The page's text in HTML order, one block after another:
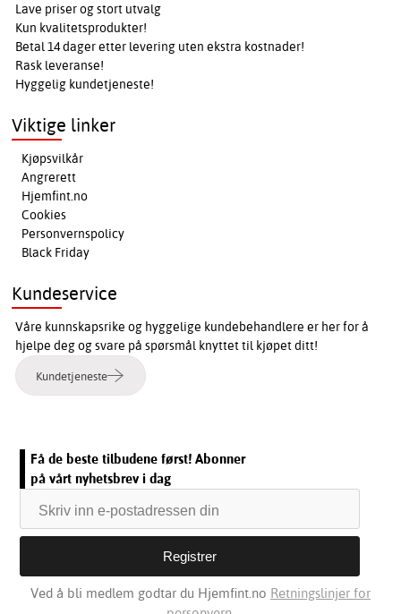
Lave priser og stort utvalg
Kun kvalitetsprodukter!
Betal 14 dager etter levering uten ekstra kostnader!
Rask leveranse!
Hyggelig kundetjeneste!
Viktige linker
Kjøpsvilkår
Angrerett
Hjemfint.no
Cookies
Personvernspolicy
Black Friday
Kundeservice
Våre kunnskapsrike og hyggelige kundebehandlere er her for å
hjelpe deg og svare på spørsmål knyttet til kjøpet ditt!
Kundetjeneste
Få de beste tilbudene først! Abonner
på vårt nyhetsbrev i dag
Ved å bli medlem godtar du Hjemfint.no Retningslinjer for